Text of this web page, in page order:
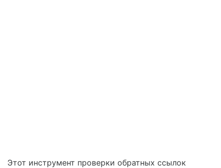
Этот инструмент проверки обратных ссылок